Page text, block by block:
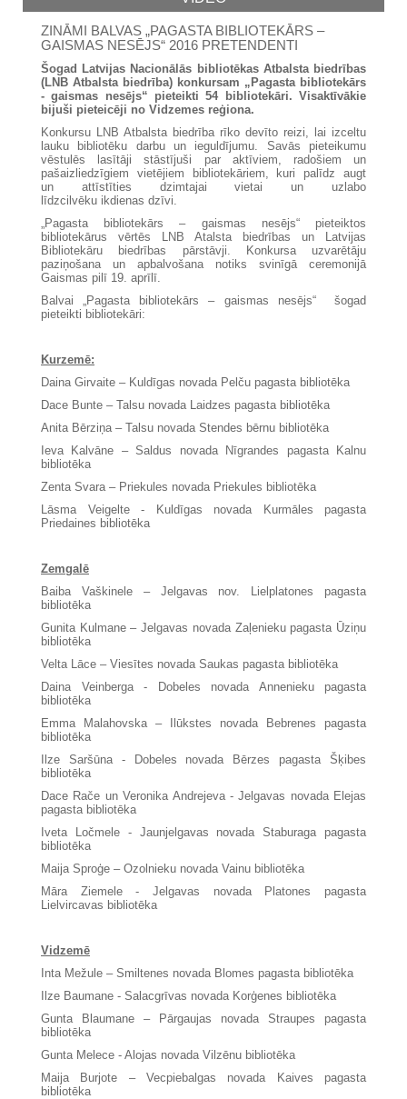
ZINĀMI BALVAS „PAGASTA BIBLIOTEKĀRS –
GAISMAS NESĒJS“ 2016 PRETENDENTI
Šogad Latvijas Nacionālās bibliotēkas Atbalsta biedrības
(LNB Atbalsta biedrība) konkursam „Pagasta bibliotekārs
- gaismas nesējs“ pieteikti 54 bibliotekāri. Visaktīvākie
bijuši pieteicēji no Vidzemes reģiona.
Konkursu LNB Atbalsta biedrība rīko devīto reizi, lai izceltu
lauku bibliotēku darbu un ieguldījumu. Savās pieteikumu
vēstulēs lasītāji stāstījuši par aktīviem, radošiem un
pašaizliedzīgiem vietējiem bibliotekāriem, kuri palīdz augt
un attīstīties dzimtajai vietai un uzlabo
līdzcilvēku ikdienas dzīvi.
„Pagasta bibliotekārs – gaismas nesējs“ pieteiktos
bibliotekārus vērtēs LNB Atalsta biedrības un Latvijas
Bibliotekāru biedrības pārstāvji. Konkursa uzvarētāju
paziņošana un apbalvošana notiks svinīgā ceremonijā
Gaismas pilī 19. aprīlī.
Balvai „Pagasta bibliotekārs – gaismas nesējs“ šogad
pieteikti bibliotekāri:
Kurzemē:
Daina Girvaite – Kuldīgas novada Pelču pagasta bibliotēka
Dace Bunte – Talsu novada Laidzes pagasta bibliotēka
Anita Bērziņa – Talsu novada Stendes bērnu bibliotēka
Ieva Kalvāne – Saldus novada Nīgrandes pagasta Kalnu
bibliotēka
Zenta Svara – Priekules novada Priekules bibliotēka
Lāsma Veigelte - Kuldīgas novada Kurmāles pagasta
Priedaines bibliotēka
Zemgalē
Baiba Vaškinele – Jelgavas nov. Lielplatones pagasta
bibliotēka
Gunita Kulmane – Jelgavas novada Zaļenieku pagasta Ūziņu
bibliotēka
Velta Lāce – Viesītes novada Saukas pagasta bibliotēka
Daina Veinberga - Dobeles novada Annenieku pagasta
bibliotēka
Emma Malahovska – Ilūkstes novada Bebrenes pagasta
bibliotēka
Ilze Saršūna - Dobeles novada Bērzes pagasta Šķibes
bibliotēka
Dace Rače un Veronika Andrejeva - Jelgavas novada Elejas
pagasta bibliotēka
Iveta Ločmele - Jaunjelgavas novada Staburaga pagasta
bibliotēka
Maija Sproģe – Ozolnieku novada Vainu bibliotēka
Māra Ziemele - Jelgavas novada Platones pagasta
Lielvircavas bibliotēka
Vidzemē
Inta Mežule – Smiltenes novada Blomes pagasta bibliotēka
Ilze Baumane - Salacgrīvas novada Korģenes bibliotēka
Gunta Blaumane – Pārgaujas novada Straupes pagasta
bibliotēka
Gunta Melece - Alojas novada Vilzēnu bibliotēka
Maija Burjote – Vecpiebalgas novada Kaives pagasta
bibliotēka